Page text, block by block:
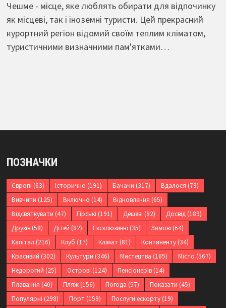
Чешме - місце, яке люблять обирати для відпочинку
як місцеві, так і іноземні туристи. Цей прекрасний
курортний регіон відомий своїм теплим кліматом,
туристичними визначними пам'ятками…
ПОЗНАЧКИ
Європі (63) Історично (191) Бачачи (317) Вдалося (79)
Вивчити (125) Включно (14) Відновлення (65)
Відсвяткувати (47) Гірські (191) Дешеві (82) Досвід(189)
Друзів(58) Дітей (82) Ексклюзивні (35) Зимові (64)
Капітал (216) Клуб (17) Клімат(81) Континенту(34)
Красивий (302) Культури (346) Мистецтва (165) Місто (567)
Недорогий (25) Острові (124) Пенсіонерів(14)
Плавання (40) Пляж(156) Погода (57) Показати (45)
Популярні (298) Порт(159) Послуги ескорту(19)